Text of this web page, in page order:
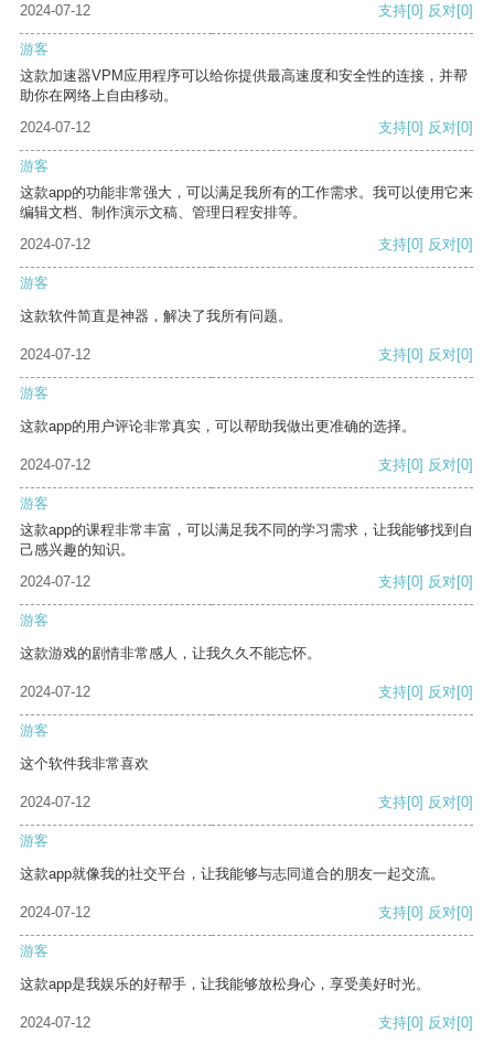
2024-07-12
支持[0] 反对[0]
游客
这款加速器VPM应用程序可以给你提供最高速度和安全性的连接，并帮
助你在网络上自由移动。
2024-07-12
支持[0] 反对[0]
游客
这款app的功能非常强大，可以满足我所有的工作需求。我可以使用它来
编辑文档、制作演示文稿、管理日程安排等。
2024-07-12
支持[0] 反对[0]
游客
这款软件简直是神器，解决了我所有问题。
2024-07-12 支持[0] 反对[0]
游客
这款app的用户评论非常真实，可以帮助我做出更准确的选择。
2024-07-12 支持[0] 反对[0]
游客
这款app的课程非常丰富，可以满足我不同的学习需求，让我能够找到自
己感兴趣的知识。
2024-07-12
支持[0] 反对[0]
游客
这款游戏的剧情非常感人，让我久久不能忘怀。
2024-07-12 支持[0] 反对[0]
游客
这个软件我非常喜欢
2024-07-12 支持[0] 反对[0]
游客
这款app就像我的社交平台，让我能够与志同道合的朋友一起交流。
2024-07-12 支持[0] 反对[0]
游客
这款app是我娱乐的好帮手，让我能够放松身心，享受美好时光。
2024-07-12 支持[0] 反对[0]